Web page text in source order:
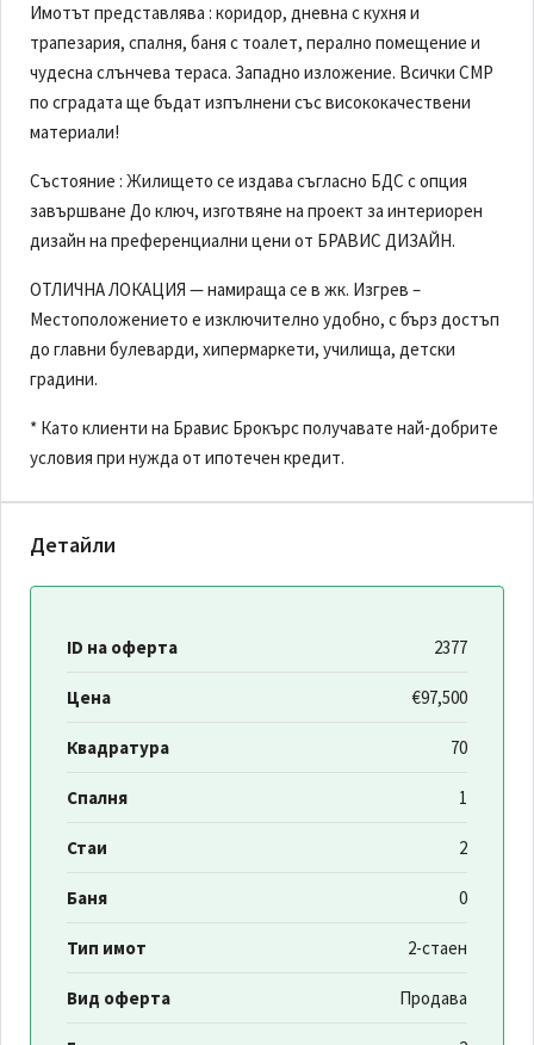
Имотът представлява : коридор, дневна с кухня и
трапезария, спалня, баня с тоалет, перално помещение и
чудесна слънчева тераса. Западно изложение. Всички СМР
по сградата ще бъдат изпълнени със висококачествени
материали!
Състояние : Жилището се издава съгласно БДС с опция
завършване До ключ, изготвяне на проект за интериорен
дизайн на преференциални цени от БРАВИС ДИЗАЙН.
ОТЛИЧНА ЛОКАЦИЯ — намираща се в жк. Изгрев –
Местоположението е изключително удобно, с бърз достъп
до главни булеварди, хипермаркети, училища, детски
градини.
* Като клиенти на Бравис Брокърс получавате най-добрите
условия при нужда от ипотечен кредит.
Детайли
ID на оферта 2377
Цена €97,500
Квадратура 70
Спалня 1
Стаи 2
Баня 0
Тип имот 2-стаен
Вид оферта Продава